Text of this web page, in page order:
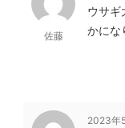
佐藤
ウサギ
かにな
2023年